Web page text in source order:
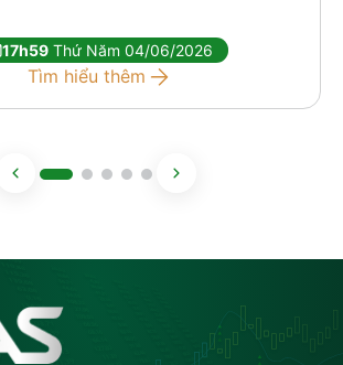
17h59Thứ Năm 04/06/2026
Tìm hiểu thêm